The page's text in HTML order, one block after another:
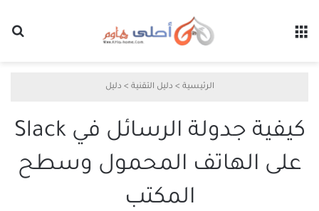
الرئيسية > دليل التقنية > دليل
كيفية جدولة الرسائل في Slack
على الهاتف المحمول وسطح
المكتب